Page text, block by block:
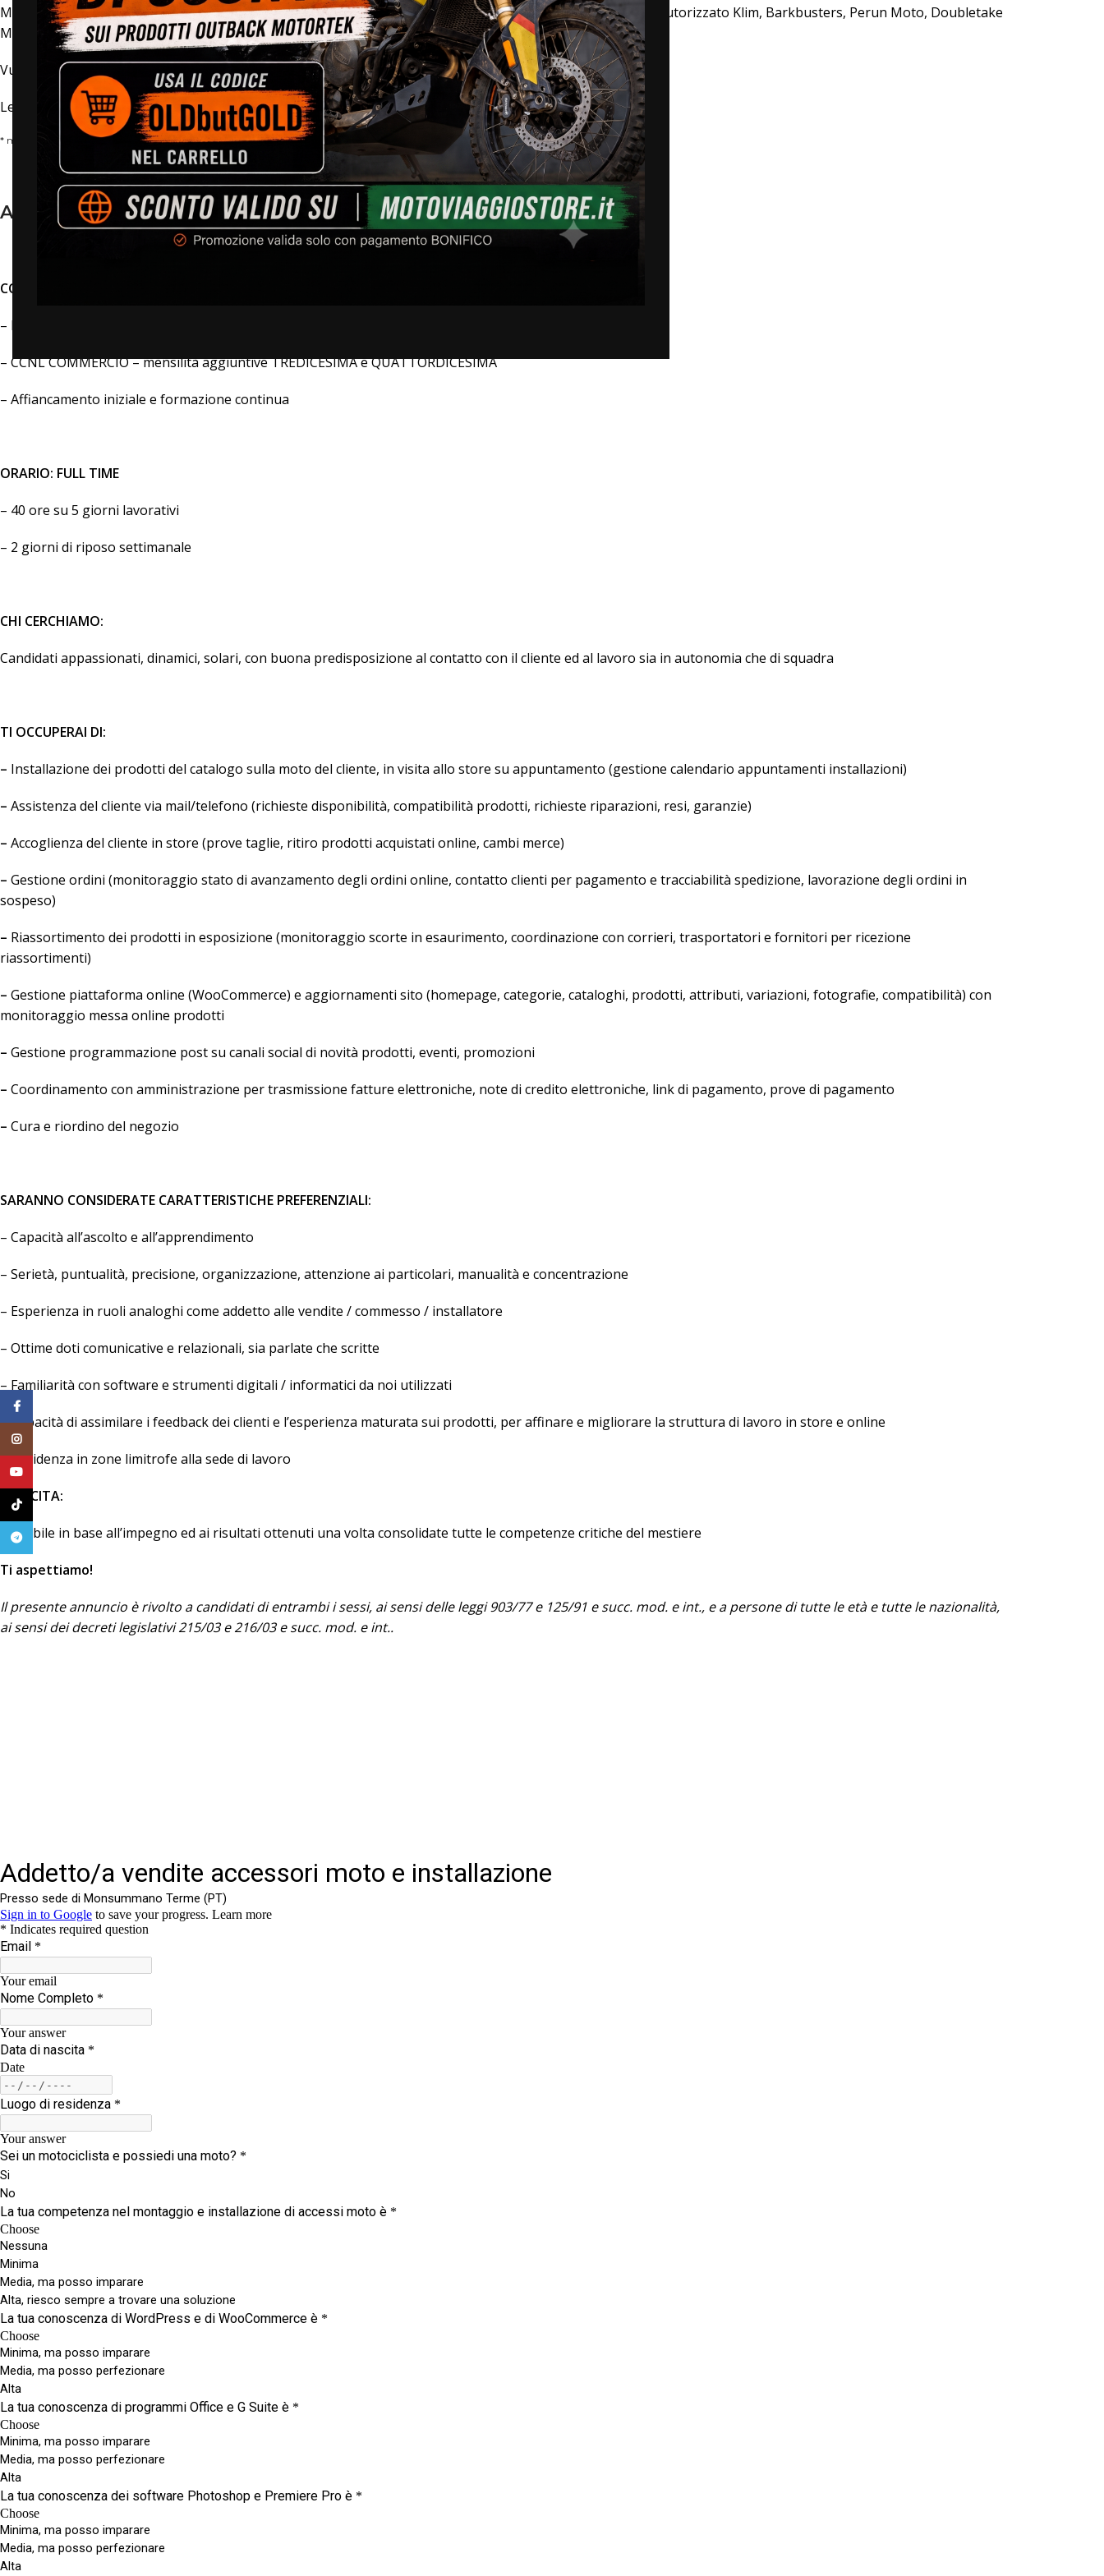
Motoviaggio Store è dealer esclusivo Outback Motortek, EMD, Turkana e Journeyman, nonché rivenditore autorizzato Klim, Barkbusters, Perun Moto, Doubletake
Mirrors, Ram Mount e Anlas.
Vuoi lavorare nel mondo degli accessori moto?
Leggi le informazioni qui descritte e invia il modulo a fondo pagina per essere ricontattato.
* mail e messaggi inviati al di fuori di questo modulo non saranno presi in considerazione
ADDETTO/A VENDITA ACCESSORI MOTO E INSTALLAZIONE
COSA OFFRIAMO:
– Inquadramento iniziale tempo determinato scopo stabilizzazione a tempo indeterminato
– CCNL COMMERCIO – mensilità aggiuntive TREDICESIMA e QUATTORDICESIMA
– Affiancamento iniziale e formazione continua
ORARIO: FULL TIME
– 40 ore su 5 giorni lavorativi
– 2 giorni di riposo settimanale
CHI CERCHIAMO:
Candidati appassionati, dinamici, solari, con buona predisposizione al contatto con il cliente ed al lavoro sia in autonomia che di squadra
TI OCCUPERAI DI:
– Installazione dei prodotti del catalogo sulla moto del cliente, in visita allo store su appuntamento (gestione calendario appuntamenti installazioni)
– Assistenza del cliente via mail/telefono (richieste disponibilità, compatibilità prodotti, richieste riparazioni, resi, garanzie)
– Accoglienza del cliente in store (prove taglie, ritiro prodotti acquistati online, cambi merce)
– Gestione ordini (monitoraggio stato di avanzamento degli ordini online, contatto clienti per pagamento e tracciabilità spedizione, lavorazione degli ordini in
sospeso)
– Riassortimento dei prodotti in esposizione (monitoraggio scorte in esaurimento, coordinazione con corrieri, trasportatori e fornitori per ricezione
riassortimenti)
– Gestione piattaforma online (WooCommerce) e aggiornamenti sito (homepage, categorie, cataloghi, prodotti, attributi, variazioni, fotografie, compatibilità) con
monitoraggio messa online prodotti
– Gestione programmazione post su canali social di novità prodotti, eventi, promozioni
– Coordinamento con amministrazione per trasmissione fatture elettroniche, note di credito elettroniche, link di pagamento, prove di pagamento
– Cura e riordino del negozio
SARANNO CONSIDERATE CARATTERISTICHE PREFERENZIALI:
– Capacità all’ascolto e all’apprendimento
– Serietà, puntualità, precisione, organizzazione, attenzione ai particolari, manualità e concentrazione
– Esperienza in ruoli analoghi come addetto alle vendite / commesso / installatore
– Ottime doti comunicative e relazionali, sia parlate che scritte
– Familiarità con software e strumenti digitali / informatici da noi utilizzati
– Capacità di assimilare i feedback dei clienti e l’esperienza maturata sui prodotti, per affinare e migliorare la struttura di lavoro in store e online
– Residenza in zone limitrofe alla sede di lavoro
CRESCITA:
Possibile in base all’impegno ed ai risultati ottenuti una volta consolidate tutte le competenze critiche del mestiere
Ti aspettiamo!
Il presente annuncio è rivolto a candidati di entrambi i sessi, ai sensi delle leggi 903/77 e 125/91 e succ. mod. e int., e a persone di tutte le età e tutte le nazionalità,
ai sensi dei decreti legislativi 215/03 e 216/03 e succ. mod. e int..
TikTok
Telegram